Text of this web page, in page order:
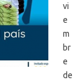
vi
e
m
br
e
de